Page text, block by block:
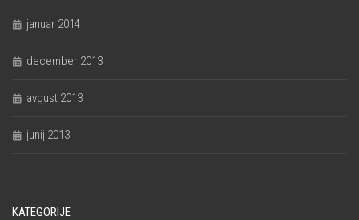
januar 2014
december 2013
avgust 2013
junij 2013
KATEGORIJE